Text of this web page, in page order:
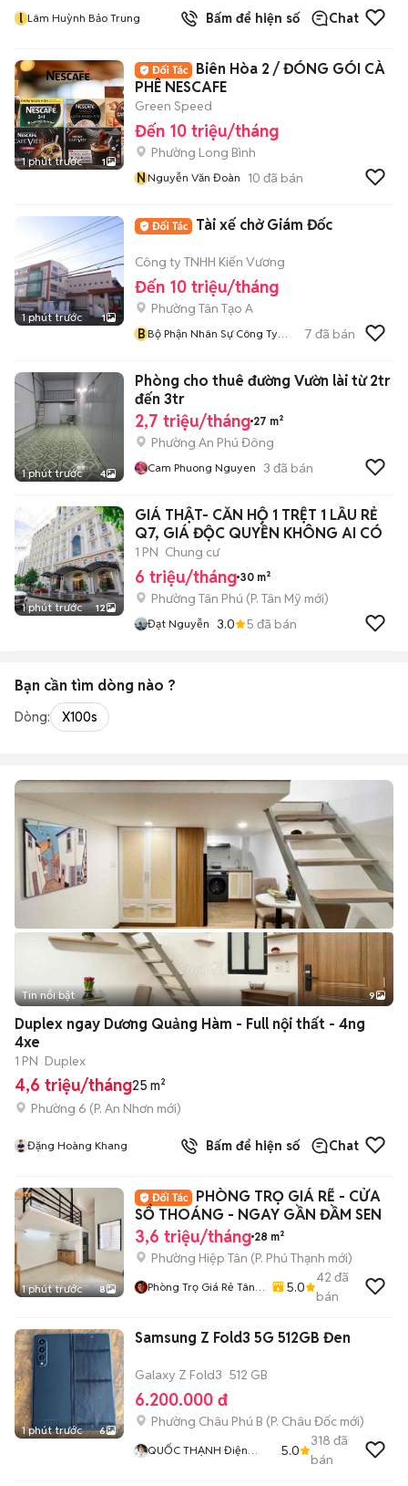
l Lâm Huỳnh Bảo Trung Bấm để hiện số Chat
1 phút trước 1
Biên Hòa 2 / ĐÓNG GÓI CÀ
PHÊ NESCAFE
Green Speed
Đến 10 triệu/tháng
Phường Long Bình
NNguyễn Văn Đoàn 10 đã bán
1 phút trước 1
Tài xế chở Giám Đốc
Công ty TNHH Kiến Vương
Đến 10 triệu/tháng
Phường Tân Tạo A
BBộ Phận Nhân Sự Công Ty
7 đã bán
1 phút trước 4
Phòng cho thuê đường Vườn lài từ 2tr
đến 3tr
2,7 triệu/tháng 27 m²
Phường An Phú Đông
Cam Phuong Nguyen 3 đã bán
1 phút trước 12
GIÁ THẬT- CĂN HỘ 1 TRỆT 1 LẦU RẺ
Q7, GIÁ ĐỘC QUYỀN KHÔNG AI CÓ
1 PN Chung cư
6 triệu/tháng 30 m²
Phường Tân Phú (P. Tân Mỹ mới)
Đạt Nguyễn 3.0 5 đã bán
Bạn cần tìm dòng nào ?
Dòng: X100s
+2
Tin nổi bật 9
Duplex ngay Dương Quảng Hàm - Full nội thất - 4ng
4xe
1 PN Duplex
4,6 triệu/tháng25 m²
Phường 6 (P. An Nhơn mới)
Đặng Hoàng Khang Bấm để hiện số Chat
1 phút trước 8
PHÒNG TRỌ GIÁ RẼ - CỬA
SỔ THOÁNG - NGAY GẦN ĐẦM SEN
3,6 triệu/tháng 28 m²
Phường Hiệp Tân (P. Phú Thạnh mới)
Phòng Trọ Giá Rẻ Tân
5.0
42 đã
bán
1 phút trước 6
Samsung Z Fold3 5G 512GB Đen
Galaxy Z Fold3 512 GB
6.200.000 đ
Phường Châu Phú B (P. Châu Đốc mới)
QUỐC THẠNH Điện
5.0
318 đã
bán